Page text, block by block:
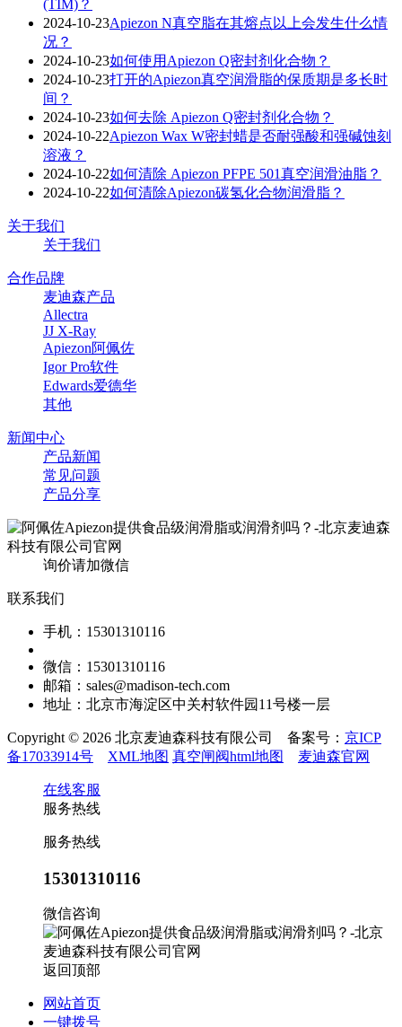
(TIM)？
2024-10-23Apiezon N真空脂在其熔点以上会发生什么情
况？
2024-10-23如何使用Apiezon Q密封剂化合物？
2024-10-23打开的Apiezon真空润滑脂的保质期是多长时
间？
2024-10-23如何去除 Apiezon Q密封剂化合物？
2024-10-22Apiezon Wax W密封蜡是否耐强酸和强碱蚀刻
溶液？
2024-10-22如何清除 Apiezon PFPE 501真空润滑油脂？
2024-10-22如何清除Apiezon碳氢化合物润滑脂？
关于我们
关于我们
合作品牌
麦迪森产品
Allectra
JJ X-Ray
Apiezon阿佩佐
Igor Pro软件
Edwards爱德华
其他
新闻中心
产品新闻
常见问题
产品分享
询价请加微信
联系我们
手机：15301310116
微信：15301310116
邮箱：sales@madison-tech.com
地址：北京市海淀区中关村软件园11号楼一层
Copyright © 2026 北京麦迪森科技有限公司 备案号： 京ICP
备17033914号
XML地图 真空闸阀html地图 麦迪森官网
在线客服
服务热线
服务热线
15301310116
微信咨询
返回顶部
网站首页
一键拨号